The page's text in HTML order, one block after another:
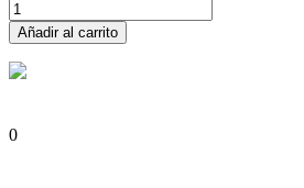
Añadir al carrito
0